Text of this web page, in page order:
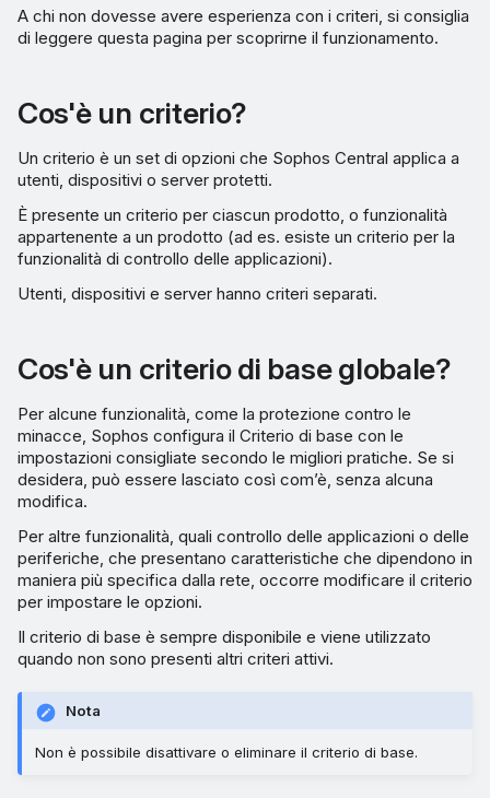
A chi non dovesse avere esperienza con i criteri, si consiglia
di leggere questa pagina per scoprirne il funzionamento.
Cos'è un criterio?
Un criterio è un set di opzioni che Sophos Central applica a
utenti, dispositivi o server protetti.
È presente un criterio per ciascun prodotto, o funzionalità
appartenente a un prodotto (ad es. esiste un criterio per la
funzionalità di controllo delle applicazioni).
Utenti, dispositivi e server hanno criteri separati.
Cos'è un criterio di base globale?
Per alcune funzionalità, come la protezione contro le
minacce, Sophos configura il Criterio di base con le
impostazioni consigliate secondo le migliori pratiche. Se si
desidera, può essere lasciato così com’è, senza alcuna
modifica.
Per altre funzionalità, quali controllo delle applicazioni o delle
periferiche, che presentano caratteristiche che dipendono in
maniera più specifica dalla rete, occorre modificare il criterio
per impostare le opzioni.
Il criterio di base è sempre disponibile e viene utilizzato
quando non sono presenti altri criteri attivi.
Nota
Non è possibile disattivare o eliminare il criterio di base.